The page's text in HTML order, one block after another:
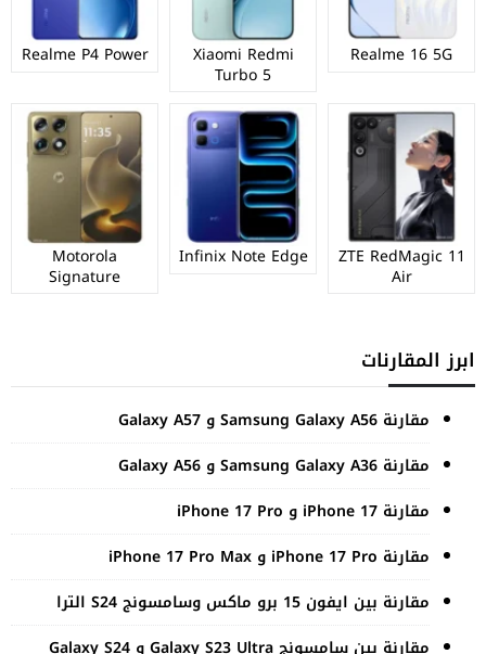
Realme 16 5G
Xiaomi Redmi
Turbo 5
Realme P4 Power
ZTE RedMagic 11
Air
Infinix Note Edge
Motorola
Signature
ابرز المقارنات
مقارنة Samsung Galaxy A56 و Galaxy A57
مقارنة Samsung Galaxy A36 و Galaxy A56
مقارنة iPhone 17 و iPhone 17 Pro
مقارنة iPhone 17 Pro و iPhone 17 Pro Max
مقارنة بين ايفون 15 برو ماكس وسامسونج S24 الترا
مقارنة بين سامسونج Galaxy S23 Ultra و Galaxy S24